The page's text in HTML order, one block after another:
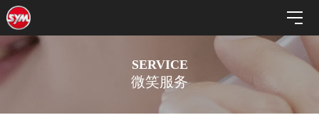
SERVICE
微笑服务